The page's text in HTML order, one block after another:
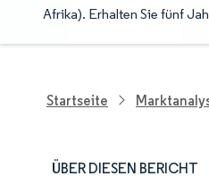
Afrika). Erhalten Sie fünf
Startseite
ÜBER DIESEN BERICHT